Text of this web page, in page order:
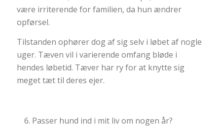
være irriterende for familien, da hun ændrer
opførsel.
Tilstanden ophører dog af sig selv i løbet af nogle
uger. Tæven vil i varierende omfang bløde i
hendes løbetid. Tæver har ry for at knytte sig
meget tæt til deres ejer.
Passer hund ind i mit liv om nogen år?